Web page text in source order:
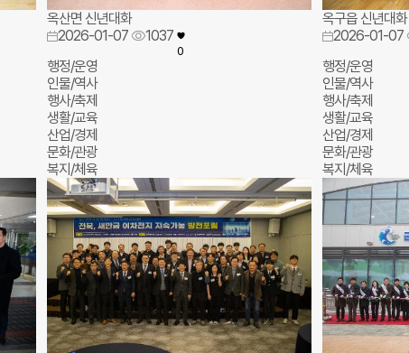
옥산면 신년대화
2026-01-07
1037
0
행정/운영
인물/역사
행사/축제
생활/교육
산업/경제
문화/관광
복지/체육
옥구읍 신년대화
2026-01-07
행정/운영
인물/역사
행사/축제
생활/교육
산업/경제
문화/관광
복지/체육